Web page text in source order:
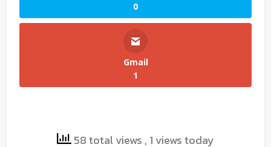
0
Gmail
1
58 total views , 1 views today